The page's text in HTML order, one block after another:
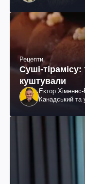
Рецепти
Суші-
куштували
Ектор
Канадський та